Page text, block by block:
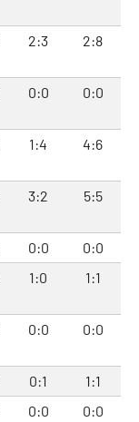
2:3 2:8
0:0 0:0
1:4 4:6
3:2 5:5
0:0
0:0
1:0 1:1
0:0 0:0
0:1
1:1
0:0 0:0